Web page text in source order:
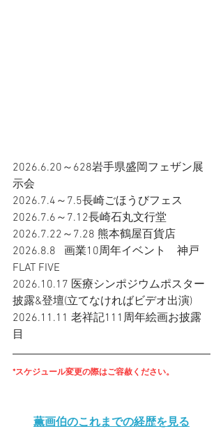
2026.6.20～628岩手県盛岡フェザン展
示会
2026.7.4～7.5長崎ごほうびフェス
2026.7.6～7.12長崎石丸文行堂
2026.7.22～7.28 熊本鶴屋百貨店
2026.8.8   画業10周年イベント　神戸
FLAT FIVE
2026.10.17 医療シンポジウムポスター
披露&登壇(立てなければビデオ出演)
2026.11.11 老祥記111周年絵画お披露
目
*スケジュール変更の際はご容赦ください。
薫画伯のこれまでの経歴を見る